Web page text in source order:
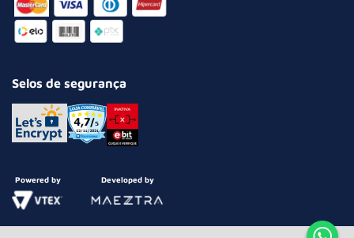
Selos de segurança
Powered by Developed by